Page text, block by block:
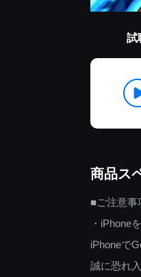
試
商品ス
■ご注意
・iPhone
iPhoneで
誠に恐れ